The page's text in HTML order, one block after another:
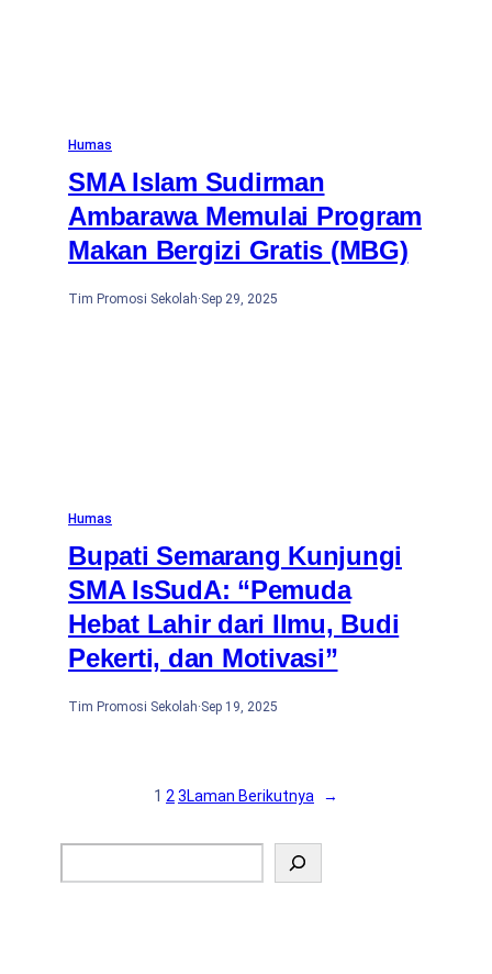
Humas
SMA Islam Sudirman
Ambarawa Memulai Program
Makan Bergizi Gratis (MBG)
Tim Promosi Sekolah·Sep 29, 2025
Humas
Bupati Semarang Kunjungi
SMA IsSudA: “Pemuda
Hebat Lahir dari Ilmu, Budi
Pekerti, dan Motivasi”
Tim Promosi Sekolah·Sep 19, 2025
1 2 3Laman Berikutnya →
e